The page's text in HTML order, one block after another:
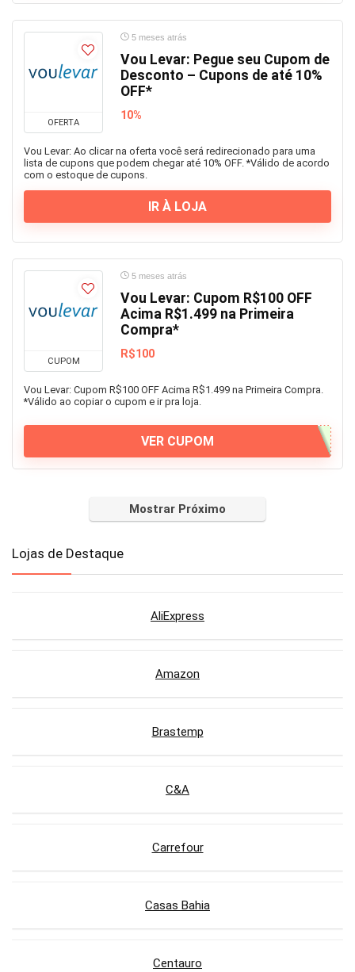
OFERTA
5 meses atrás
Vou Levar: Pegue seu Cupom de
Desconto – Cupons de até 10%
OFF*
10%
Vou Levar: Ao clicar na oferta você será redirecionado para uma
lista de cupons que podem chegar até 10% OFF. *Válido de acordo
com o estoque de cupons.
IR À LOJA
CUPOM
5 meses atrás
Vou Levar: Cupom R$100 OFF
Acima R$1.499 na Primeira
Compra*
R$100
Vou Levar: Cupom R$100 OFF Acima R$1.499 na Primeira Compra.
*Válido ao copiar o cupom e ir pra loja.
VER CUPOM
Mostrar Próximo
Lojas de Destaque
AliExpress
Amazon
Brastemp
C&A
Carrefour
Casas Bahia
Centauro